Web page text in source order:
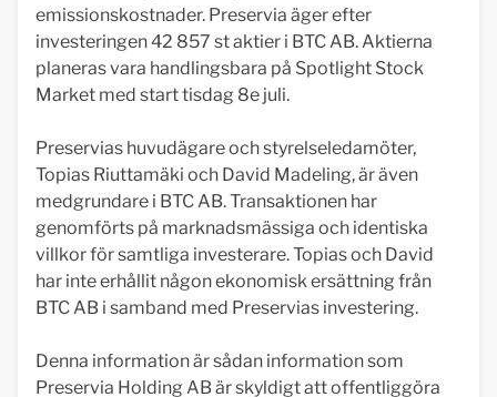
emissionskostnader. Preservia äger efter
investeringen 42 857 st aktier i BTC AB. Aktierna
planeras vara handlingsbara på Spotlight Stock
Market med start tisdag 8e juli.
Preservias huvudägare och styrelseledamöter,
Topias Riuttamäki och David Madeling, är även
medgrundare i BTC AB. Transaktionen har
genomförts på marknadsmässiga och identiska
villkor för samtliga investerare. Topias och David
har inte erhållit någon ekonomisk ersättning från
BTC AB i samband med Preservias investering.
Denna information är sådan information som
Preservia Holding AB är skyldigt att offentliggöra